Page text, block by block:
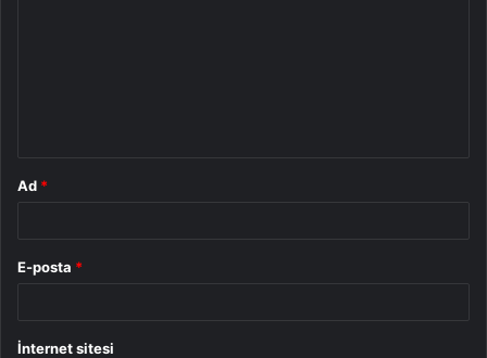
Ad *
E-posta *
İnternet sitesi